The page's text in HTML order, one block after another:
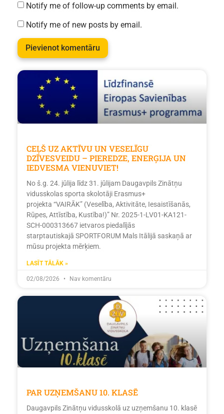
Notify me of follow-up comments by email.
Notify me of new posts by email.
CEĻŠ UZ AKTĪVU UN VESELĪGU
DZĪVESVEIDU – PIEREDZE, ENERĢIJA UN
IEDVESMA VIENUVIET!
No š.g. 24. jūlija līdz 31. jūlijam Daugavpils Zinātņu
vidusskolas sporta skolotāji Erasmus+
projekta “VAIRĀK” (Veselība, Aktivitāte, Iesaistīšanās,
Rūpes, Attīstība, Kustība!)” Nr. 2025-1-LV01-KA121-
SCH-000313667 ietvaros piedalījās
starptautiskajā SPORTFORUM Mals Itālijā saskaņā ar
mūsu projekta mērķiem.
LASĪT TĀLĀK »
02/08/2026 Nav komentāru
PAR UZŅEMŠANU 10. KLASĒ
Daugavpils Zinātņu vidusskolā uz uzņemšanu 10. klasē